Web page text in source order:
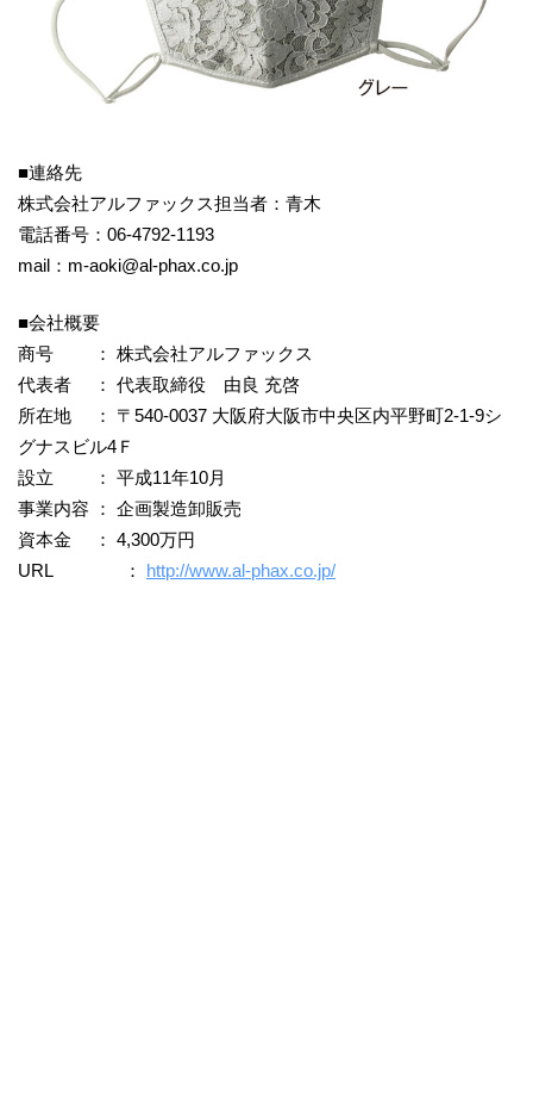
■連絡先
株式会社アルファックス担当者：青木
電話番号：06-4792-1193
mail：m-aoki@al-phax.co.jp
■会社概要
商号 ： 株式会社アルファックス
代表者 ： 代表取締役 由良 充啓
所在地 ： 〒540-0037 大阪府大阪市中央区内平野町2-1-9シ
グナスビル4Ｆ
設立 ： 平成11年10月
事業内容 ： 企画製造卸販売
資本金 ： 4,300万円
URL ： http://www.al-phax.co.jp/